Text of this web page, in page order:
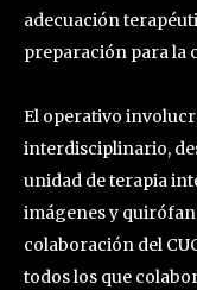
adecuación
preparación para la
El operativo
interdisciplinario,
unidad de terapia
imágenes y
colaboración del
todos los que